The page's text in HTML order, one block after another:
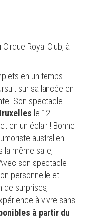
Royal Club, à
en un temps
sur sa lancée en
Son spectacle
le 12
en un éclair ! Bonne
australien
la même salle,
son spectacle
personnelle et
de surprises,
à vivre sans
à partir du